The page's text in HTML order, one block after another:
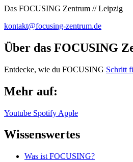
Das FOCUSING Zentrum // Leipzig
kontakt@focusing-zentrum.de
Über das FOCUSING
Entdecke, wie du FOCUSING Schritt
Mehr auf:
Youtube Spotify Apple
Wissenswertes
Was ist FOCUSING?